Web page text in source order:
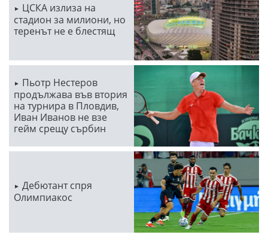
ЦСКА излиза на
стадион за милиони, но
теренът не е блестящ
Пьотр Нестеров
продължава във втория
на турнира в Пловдив,
Иван Иванов не взе
гейм срещу сърбин
Дебютант спря
Олимпиакос